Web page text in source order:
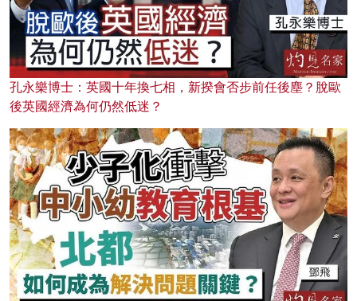
孔永樂博士：英國十年換七相，新揆會否步前任後塵？脫歐
後英國經濟為何仍然低迷？